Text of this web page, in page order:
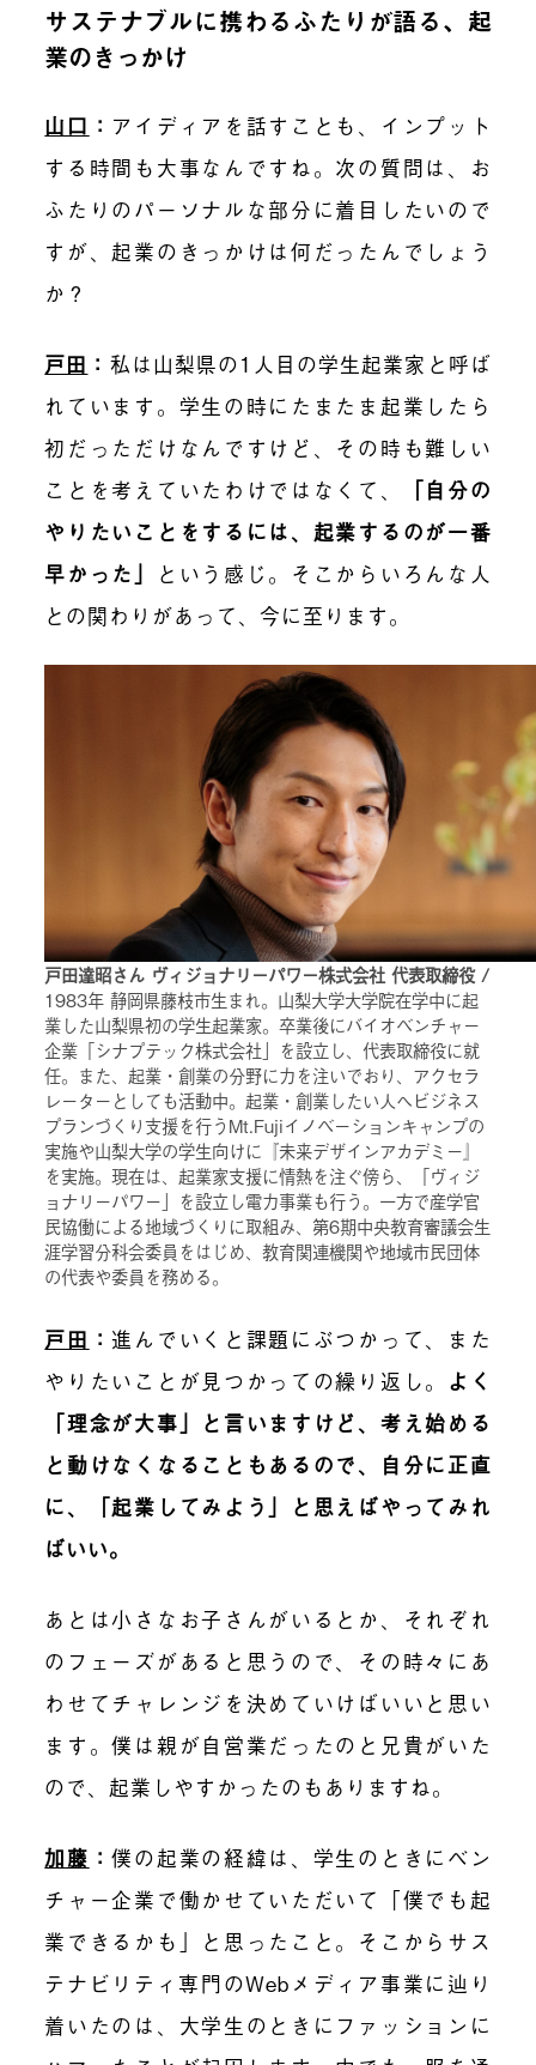
サステナブルに携わるふたりが語る、起
業のきっかけ
山口 ： アイディアを話すことも、インプット
する時間も大事なんですね。次の質問は、お
ふたりのパーソナルな部分に着目したいので
すが、起業のきっかけは何だったんでしょう
か？
戸田 ： 私は山梨県の1人目の学生起業家と呼ば
れています。学生の時にたまたま起業したら
初だっただけなんですけど、その時も難しい
ことを考えていたわけではなくて、
「自分の
やりたいことをするには、起業するのが一番
早かった」 という感じ。そこからいろんな人
との関わりがあって、今に至ります。
戸田達昭さん ヴィジョナリーパワー株式会社 代表取締役 /
1983年 静岡県藤枝市生まれ。山梨大学大学院在学中に起
業した山梨県初の学生起業家。卒業後にバイオベンチャー
企業「シナプテック株式会社」を設立し、代表取締役に就
任。また、起業・創業の分野に力を注いでおり、アクセラ
レーターとしても活動中。起業・創業したい人へビジネス
プランづくり支援を行うMt.Fujiイノベーションキャンプの
実施や山梨大学の学生向けに『未来デザインアカデミー』
を実施。現在は、起業家支援に情熱を注ぐ傍ら、「ヴィジ
ョナリーパワー」を設立し電力事業も行う。一方で産学官
民協働による地域づくりに取組み、第6期中央教育審議会生
涯学習分科会委員をはじめ、教育関連機関や地域市民団体
の代表や委員を務める。
戸田 ：進んでいくと課題にぶつかって、また
やりたいことが見つかっての繰り返し。 よく
「理念が大事」と言いますけど、考え始める
と動けなくなることもあるので、自分に正直
に、「起業してみよう」と思えばやってみれ
ばいい。
あとは小さなお子さんがいるとか、それぞれ
のフェーズがあると思うので、その時々にあ
わせてチャレンジを決めていけばいいと思い
ます。僕は親が自営業だったのと兄貴がいた
ので、起業しやすかったのもありますね。
加藤 ：僕の起業の経緯は、学生のときにベン
チャー企業で働かせていただいて「僕でも起
業できるかも」と思ったこと。そこからサス
テナビリティ専門のWebメディア事業に辿り
着いたのは、大学生のときにファッションに